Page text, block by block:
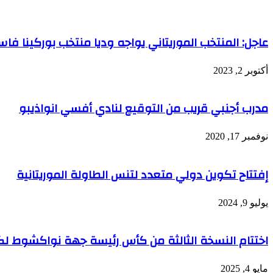
عاجل: المنتخب الموريتاني يواجه وديا منتخب بوركينا
أكتوبر 2, 2023
مدرب أجنبي قريب من التوقيع لنادي أفسي انواذيبو
نوفمبر 17, 2020
إفتتاح تكوين دولي متعدد لتنس الطاولة الموريتانية
يوليو 9, 2024
اختتام النسخة الثالثة من كأس رئيسة جهة نواكشوط
مايو 4, 2025